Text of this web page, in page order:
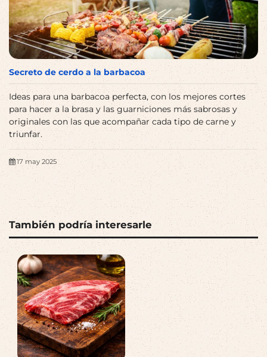
Secreto de cerdo a la barbacoa
Ideas para una barbacoa perfecta, con los mejores cortes
para hacer a la brasa y las guarniciones más sabrosas y
originales con las que acompañar cada tipo de carne y
triunfar.
17 may 2025
También podría interesarle